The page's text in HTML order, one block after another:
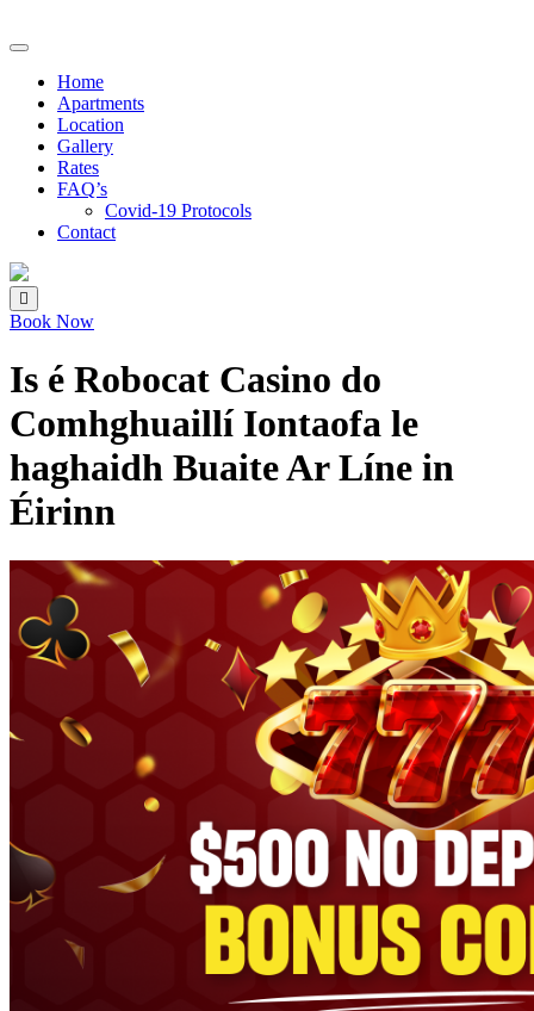
Home
Apartments
Location
Gallery
Rates
FAQ’s
Covid-19 Protocols
Contact
Book Now
Is é Robocat Casino do
Comhghuaillí Iontaofa le
haghaidh Buaite Ar Líne in
Éirinn